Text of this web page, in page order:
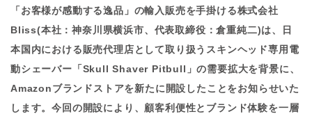
「お客様が感動する逸品」の輸入販売を手掛ける株式会社
Bliss(本社：神奈川県横浜市、代表取締役：倉重純二)は、日
本国内における販売代理店として取り扱うスキンヘッド専用電
動シェーバー「Skull Shaver Pitbull」の需要拡大を背景に、
Amazonブランドストアを新たに開設したことをお知らせいた
します。今回の開設により、顧客利便性とブランド体験を一層